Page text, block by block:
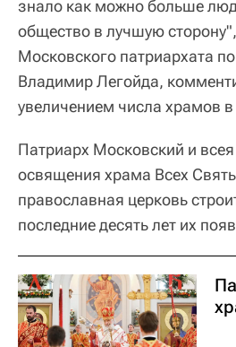
знало как можно больше
общество в лучшую
Московского патриархата
Владимир Легойда,
увеличением числа храмов в
Патриарх Московский и
освящения храма Всех
православная церковь
последние десять лет их